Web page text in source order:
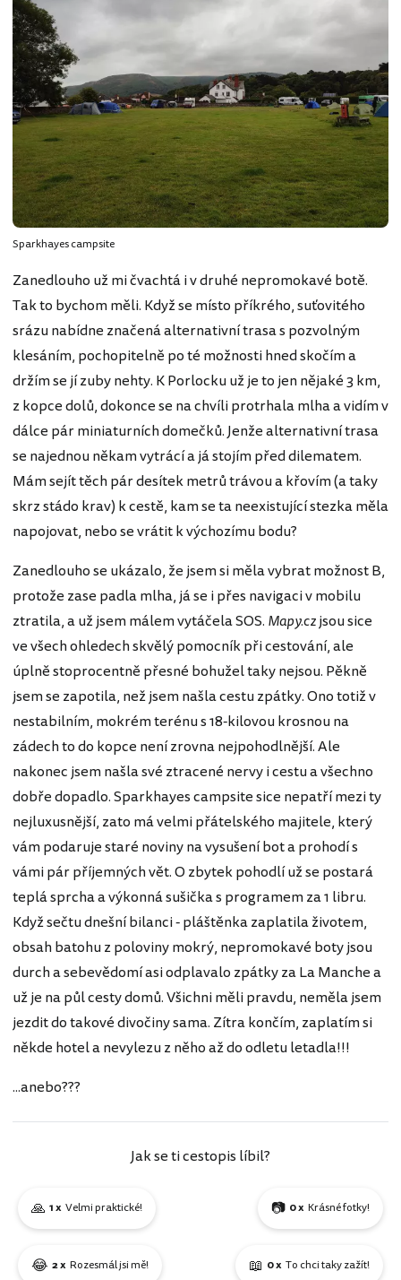
Sparkhayes campsite
Zanedlouho už mi čvachtá i v druhé nepromokavé botě.
Tak to bychom měli. Když se místo příkrého, suťovitého
srázu nabídne značená alternativní trasa s pozvolným
klesáním, pochopitelně po té možnosti hned skočím a
držím se jí zuby nehty. K Porlocku už je to jen nějaké 3 km,
z kopce dolů, dokonce se na chvíli protrhala mlha a vidím v
dálce pár miniaturních domečků. Jenže alternativní trasa
se najednou někam vytrácí a já stojím před dilematem.
Mám sejít těch pár desítek metrů trávou a křovím (a taky
skrz stádo krav) k cestě, kam se ta neexistující stezka měla
napojovat, nebo se vrátit k výchozímu bodu?
Zanedlouho se ukázalo, že jsem si měla vybrat možnost B,
protože zase padla mlha, já se i přes navigaci v mobilu
ztratila, a už jsem málem vytáčela SOS. Mapy.czjsou sice
ve všech ohledech skvělý pomocník při cestování, ale
úplně stoprocentně přesné bohužel taky nejsou. Pěkně
jsem se zapotila, než jsem našla cestu zpátky. Ono totiž v
nestabilním, mokrém terénu s 18-kilovou krosnou na
zádech to do kopce není zrovna nejpohodlnější. Ale
nakonec jsem našla své ztracené nervy i cestu a všechno
dobře dopadlo. Sparkhayes campsite sice nepatří mezi ty
nejluxusnější, zato má velmi přátelského majitele, který
vám podaruje staré noviny na vysušení bot a prohodí s
vámi pár příjemných vět. O zbytek pohodlí už se postará
teplá sprcha a výkonná sušička s programem za 1 libru.
Když sečtu dnešní bilanci - pláštěnka zaplatila životem,
obsah batohu z poloviny mokrý, nepromokavé boty jsou
durch a sebevědomí asi odplavalo zpátky za La Manche a
už je na půl cesty domů. Všichni měli pravdu, neměla jsem
jezdit do takové divočiny sama. Zítra končím, zaplatím si
někde hotel a nevylezu z něho až do odletu letadla!!!
...anebo???
Jak se ti cestopis líbil?
🙏 1 x Velmi praktické! 📷 0 x Krásné fotky!
😂 2 x Rozesmál jsi mě! 📖 0 x To chci taky zažít!